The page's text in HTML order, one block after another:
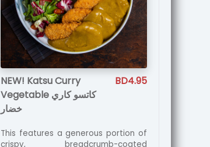
NEW! Katsu Curry
Vegetable كاتسو كاري
خضار
BD4.95
This features a generous portion of
crispy, breadcrumb-coated